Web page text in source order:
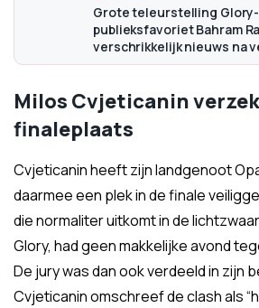
Grote teleurstelling
publieksfavoriet Bahram
verschrikkelijk nieuws na
Milos Cvjeticanin
finaleplaats
Cvjeticanin heeft zijn landgenoot
daarmee een plek in de finale
die normaliter uitkomt in de
Glory, had geen makkelijke avond
De jury was dan ook verdeeld in zijn
Cvjeticanin omschreef de clash als